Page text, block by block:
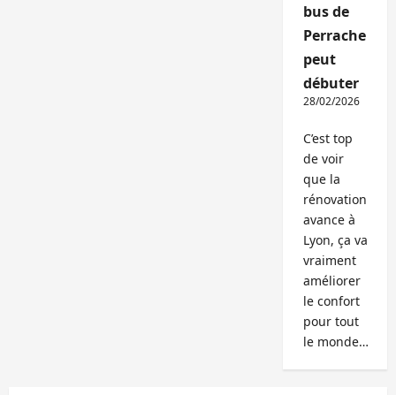
bus de
Perrache
peut
débuter
28/02/2026
C’est top
de voir
que la
rénovation
avance à
Lyon, ça va
vraiment
améliorer
le confort
pour tout
le monde…